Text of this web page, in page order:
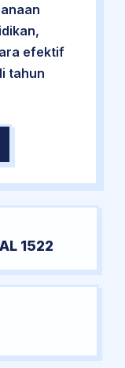
efektif
tahun
1522